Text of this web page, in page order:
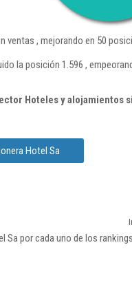
ventas , mejorando en 50
la posición 1.596 ,
Hoteles y alojamientos
Hotel Sa
por cada uno de los